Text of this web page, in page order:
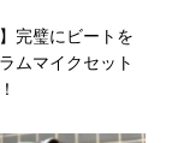
完璧にビートを
ムマイクセット